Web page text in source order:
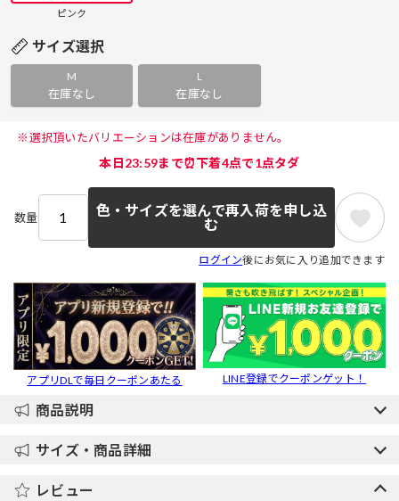
ピンク
サイズ選択
M
在庫なし
L
在庫なし
※選択頂いたバリエーションは在庫がありません。
本日23:59まで⏰下着4点で1点タダ
数量
色・サイズを選んで再入荷を申し込
む
ログイン後にお気に入り追加できます
アプリDLで毎日クーポンあたる LINE登録でクーポンゲット！
商品説明
サイズ・商品詳細
レビュー